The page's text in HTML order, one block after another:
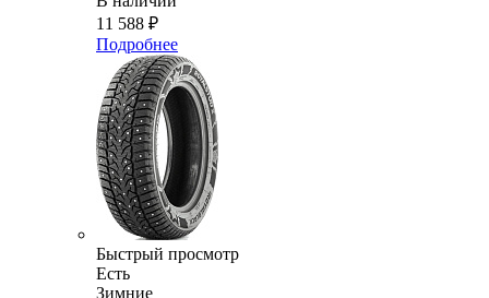
11 588 ₽
Подробнее
Быстрый просмотр
Есть
Зимние